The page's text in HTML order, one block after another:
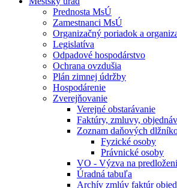
Prednosta MsÚ
Zamestnanci MsÚ
Organizačný poriadok a
Legislatíva
Odpadové hospodárstvo
Ochrana ovzdušia
Plán zimnej údržby
Hospodárenie
Zverejňovanie
Verejné obstarávanie
Faktúry, zmluvy,
Zoznam daňových
Fyzické osoby
Právnické osoby
VO - Výzva na
Úradná tabuľa
Archív zmlúv faktúr